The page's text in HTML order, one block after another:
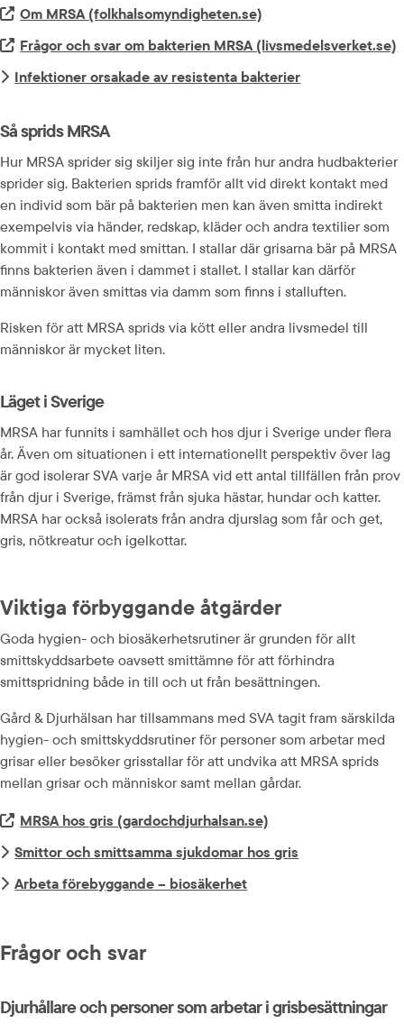
Extern länk.
Om MRSA (folkhalsomyndigheten.se)
Extern länk.
Frågor och svar om bakterien MRSA (livsmedelsverket.se)
Infektioner orsakade av resistenta bakterier
Så sprids MRSA
Hur MRSA sprider sig skiljer sig inte från hur andra hudbakterier
sprider sig. Bakterien sprids framför allt vid direkt kontakt med
en individ som bär på bakterien men kan även smitta indirekt
exempelvis via händer, redskap, kläder och andra textilier som
kommit i kontakt med smittan. I stallar där grisarna bär på MRSA
finns bakterien även i dammet i stallet. I stallar kan därför
människor även smittas via damm som finns i stalluften.
Risken för att MRSA sprids via kött eller andra livsmedel till
människor är mycket liten.
Läget i Sverige
MRSA har funnits i samhället och hos djur i Sverige under flera
år. Även om situationen i ett inter­nationellt perspektiv över lag
är god isolerar SVA varje år MRSA vid ett antal tillfällen från prov
från djur i Sverige, främst från sjuka hästar, hundar och katter.
MRSA har också isolerats från andra djurslag som får och get,
gris, nötkreatur och igelkottar.
Viktiga förbyggande åtgärder
Goda hygien- och biosäkerhetsrutiner är grunden för allt
smittskydds­arbete oavsett smittämne för att förhindra
smittspridning både in till och ut från besättningen.
Gård & Djurhälsan har tillsammans med SVA tagit fram särskilda
hygien- och smittskyddsrutiner för personer som arbetar med
grisar eller besöker grisstallar för att undvika att MRSA sprids
mellan grisar och människor samt mellan gårdar.
Extern länk.
MRSA hos gris (gardochdjurhalsan.se)
Smittor och smittsamma sjukdomar hos gris
Arbeta förebyggande – biosäkerhet
Frågor och svar
Djurhållare och personer som arbetar i grisbesättningar